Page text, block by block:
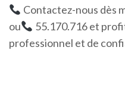
Contactez-nous dès
ou
55.170.716 et
professionnel et de